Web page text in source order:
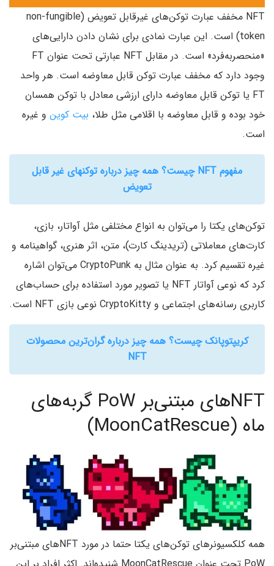
NFT مخفف عبارت توکن‌های غیرقابل تعویض (non-fungible
token) است. این عبارت نمادی برای نشان دادن دارایی‌های
«منحصر‌به‌فرد» است. در مقابل NFT عبارتی تحت عنوان FT
وجود دارد که مخفف عبارت توکن قابل معاوضه است. هر واحد
FT یا توکن قابل معاوضه دارای ارزشی معادل با توکن همسان
خود بوده و قابل معاوضه با اقلامی مثل طلا، بیت کوین و غیره
است.
مفهوم NFT چیست؟ همه چیز درباره توکنهای غیر قابل
تعویض
توکن‌های یکتا را می‌توان به انواع مختلفی مثل آواتار‌، بازی‌،
کارت‌های معاملاتی (تریدینگ کارت)‌، متن‌، اثر هنری‌، گواهینامه و
غیره تقسیم کرد. به عنوان مثال به CryptoPunk می‌توان اشاره
کرد که نوعی آواتار NFT یا تصویر مورد استفاده برای حساب‌های
کاربری رسانه‌های اجتماعی و CryptoKitty نوعی بازی NFT است.
کریپتوپانک چیست؟ همه چیز درباره گران‌ترین محصولات
NFT
NFTهای مبتنی‌بر PoW گربه‌های
ماه (MoonCatRescue)
همه کلکسیونر‌های توکن‌های یکتا حتما در مورد NFTهای مبتنی‌بر